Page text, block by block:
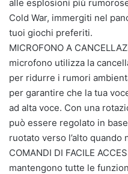
alle esplosioni più
Cold War, immergiti nel
tuoi giochi preferiti.
MICROFONO A
microfono utilizza la
per ridurre i rumori
per garantire che la tua
ad alta voce. Con una
può essere regolato in
ruotato verso l’alto quando
COMANDI DI FACILE
mantengono tutte le